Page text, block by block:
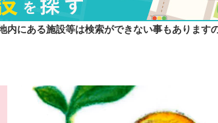
にある施設等は検索ができない事もあります